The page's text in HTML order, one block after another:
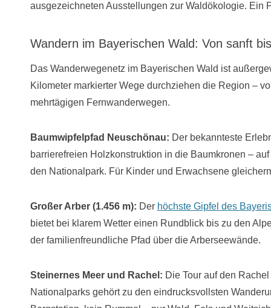
ausgezeichneten Ausstellungen zur Waldökologie. Ein
Wandern im Bayerischen Wald: Von sanft
Das Wanderwegenetz im Bayerischen Wald ist
Kilometer markierter Wege durchziehen die Region –
mehrtägigen Fernwanderwegen.
Baumwipfelpfad Neuschönau: Der bekannteste
barrierefreien Holzkonstruktion in die Baumkronen –
den Nationalpark. Für Kinder und Erwachsene
Großer Arber (1.456 m): Der höchste Gipfel des
bietet bei klarem Wetter einen Rundblick bis zu den
der familienfreundliche Pfad über die Arberseewände.
Steinernes Meer und Rachel: Die Tour auf den
Nationalparks gehört zu den eindrucksvollsten